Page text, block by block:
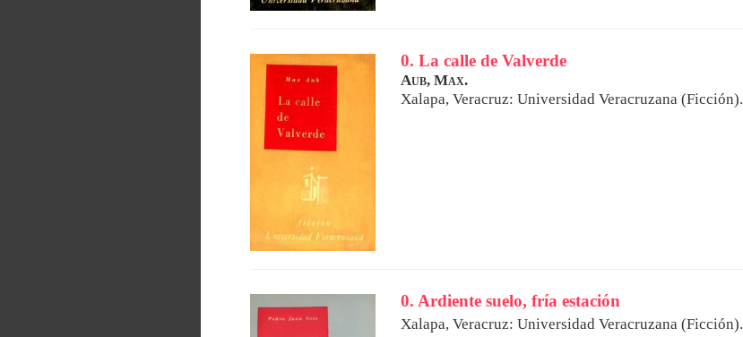
0. La calle de Valverde
Aub, Max.
Xalapa, Veracruz: Universidad Veracruzana (Ficción).
0. Ardiente suelo, fría estación
Xalapa, Veracruz: Universidad Veracruzana (Ficción).